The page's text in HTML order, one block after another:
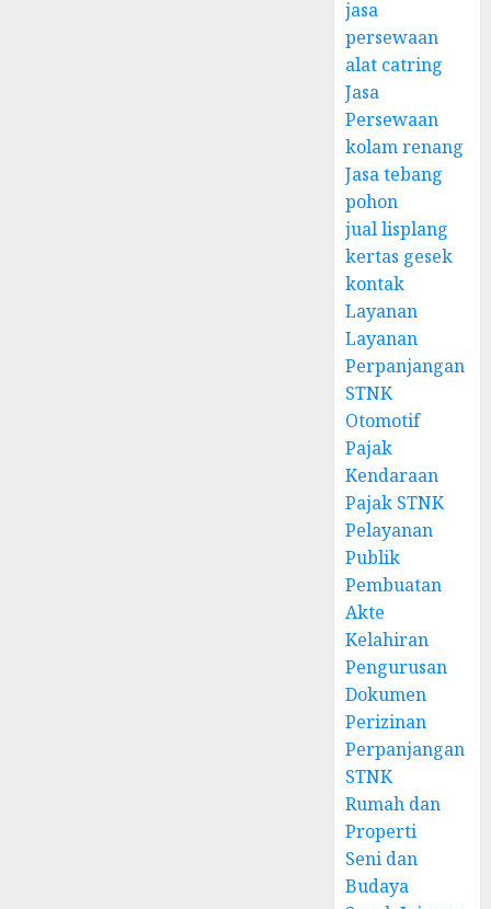
jasa
persewaan
alat catring
Jasa
Persewaan
kolam renang
Jasa tebang
pohon
jual lisplang
kertas gesek
kontak
Layanan
Layanan
Perpanjangan
STNK
Otomotif
Pajak
Kendaraan
Pajak STNK
Pelayanan
Publik
Pembuatan
Akte
Kelahiran
Pengurusan
Dokumen
Perizinan
Perpanjangan
STNK
Rumah dan
Properti
Seni dan
Budaya